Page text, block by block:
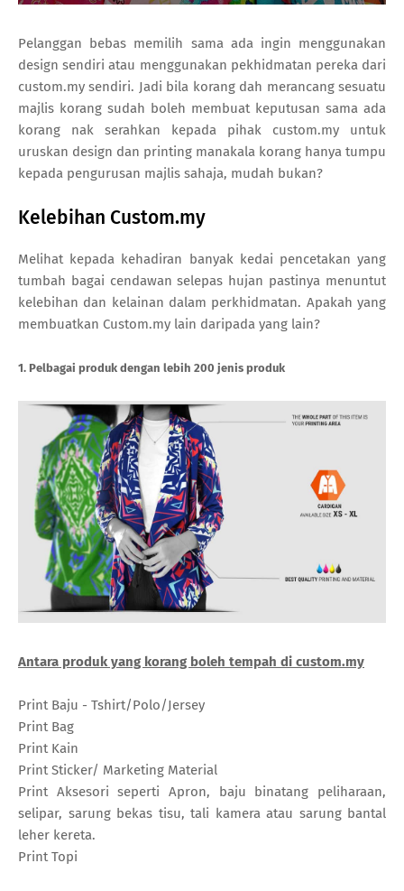
Pelanggan bebas memilih sama ada ingin menggunakan
design sendiri atau menggunakan pekhidmatan pereka dari
custom.my sendiri. Jadi bila korang dah merancang sesuatu
majlis korang sudah boleh membuat keputusan sama ada
korang nak serahkan kepada pihak custom.my untuk
uruskan design dan printing manakala korang hanya tumpu
kepada pengurusan majlis sahaja, mudah bukan?
Kelebihan Custom.my
Melihat kepada kehadiran banyak kedai pencetakan yang
tumbah bagai cendawan selepas hujan pastinya menuntut
kelebihan dan kelainan dalam perkhidmatan. Apakah yang
membuatkan Custom.my lain daripada yang lain?
1. Pelbagai produk dengan lebih 200 jenis produk
Antara produk yang korang boleh tempah di custom.my
Print Baju - Tshirt/Polo/Jersey
Print Bag
Print Kain
Print Sticker/ Marketing Material
Print Aksesori seperti Apron, baju binatang peliharaan,
selipar, sarung bekas tisu, tali kamera atau sarung bantal
leher kereta.
Print Topi